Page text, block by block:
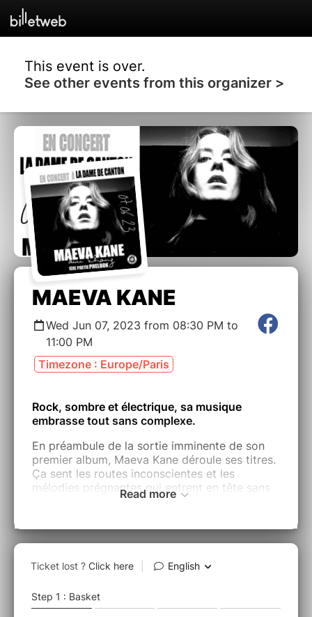
This event is over.
See other events from this organizer >
MAEVA KANE
Wed Jun 07, 2023 from 08:30 PM to
11:00 PM
Timezone : Europe/Paris
Rock, sombre et électrique, sa musique
embrasse tout sans complexe.
En préambule de la sortie imminente de son
premier album, Maeva Kane déroule ses titres.
Ça sent les routes inconscientes et les
mélodies prégnantes qui entrent en tête sans
Au-dessus d’elle, planent, les ombres de ses
ainés. Maeva Kane leur ressemble, héritière
et au lointain on entend des guitares,
Tout est musique pour cette popeuse du genre
Read more